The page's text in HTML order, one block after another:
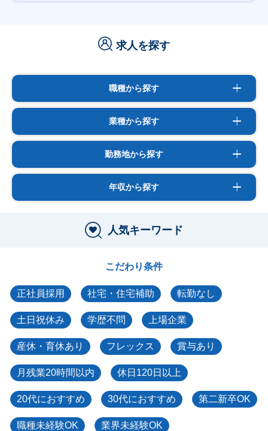
求人を探す
職種から探す
業種から探す
勤務地から探す
年収から探す
人気キーワード
こだわり条件
正社員採用 社宅・住宅補助 転勤なし
土日祝休み 学歴不問 上場企業
産休・育休あり フレックス 賞与あり
月残業20時間以内 休日120日以上
20代におすすめ 30代におすすめ 第二新卒OK
職種未経験OK 業界未経験OK